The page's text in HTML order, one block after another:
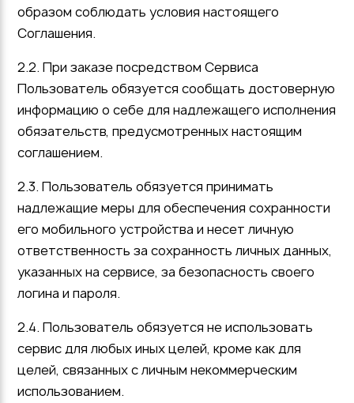
образом соблюдать условия настоящего
Соглашения.
2.2. При заказе посредством Сервиса
Пользователь обязуется сообщать достоверную
информацию о себе для надлежащего исполнения
обязательств, предусмотренных настоящим
соглашением.
2.3. Пользователь обязуется принимать
надлежащие меры для обеспечения сохранности
его мобильного устройства и несет личную
ответственность за сохранность личных данных,
указанных на сервисе, за безопасность своего
логина и пароля.
2.4. Пользователь обязуется не использовать
сервис для любых иных целей, кроме как для
целей, связанных с личным некоммерческим
использованием.